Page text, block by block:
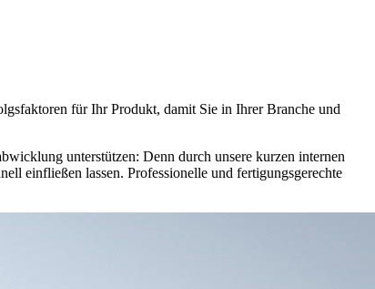
für Ihr Produkt, damit Sie in Ihrer Branche und
unterstützen: Denn durch unsere kurzen internen
einfließen lassen. Professionelle und fertigungsgerechte